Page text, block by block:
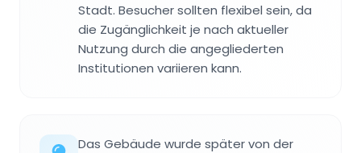
Stadt. Besucher sollten flexibel sein, da
die Zugänglichkeit je nach aktueller
Nutzung durch die angegliederten
Institutionen variieren kann.
Das Gebäude wurde später von der